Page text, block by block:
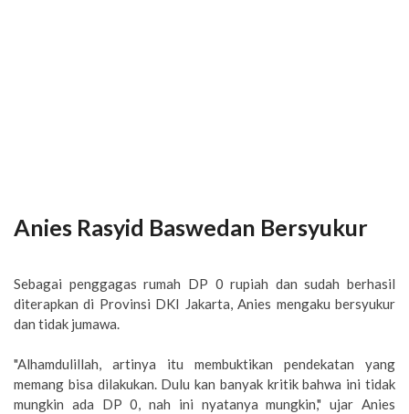
Anies Rasyid Baswedan Bersyukur
Sebagai penggagas rumah DP 0 rupiah dan sudah berhasil
diterapkan di Provinsi DKI Jakarta, Anies mengaku bersyukur
dan tidak jumawa.
"Alhamdulillah, artinya itu membuktikan pendekatan yang
memang bisa dilakukan. Dulu kan banyak kritik bahwa ini tidak
mungkin ada DP 0, nah ini nyatanya mungkin," ujar Anies